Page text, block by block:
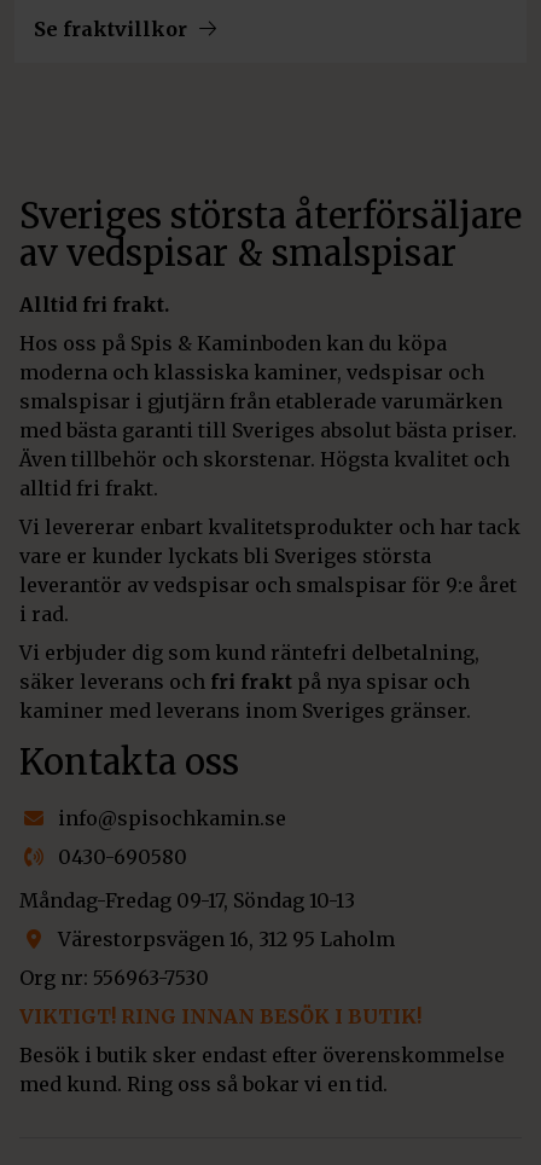
Se fraktvillkor
Sveriges största återförsäljare
av vedspisar & smalspisar
Alltid fri frakt.
Hos oss på Spis & Kaminboden kan du köpa
moderna och klassiska kaminer, vedspisar och
smalspisar i gjutjärn från etablerade varumärken
med bästa garanti till Sveriges absolut bästa priser.
Även tillbehör och skorstenar. Högsta kvalitet och
alltid fri frakt.
Vi levererar enbart kvalitetsprodukter och har tack
vare er kunder lyckats bli Sveriges största
leverantör av vedspisar och smalspisar för 9:e året
i rad.
Vi erbjuder dig som kund räntefri delbetalning,
säker leverans och fri frakt på nya spisar och
kaminer med leverans inom Sveriges gränser.
Kontakta oss
info@spisochkamin.se
0430-690580
Måndag-Fredag 09-17, Söndag 10-13
Värestorpsvägen 16, 312 95 Laholm
Org nr: 556963-7530
VIKTIGT! RING INNAN BESÖK I BUTIK!
Besök i butik sker endast efter överenskommelse
med kund. Ring oss så bokar vi en tid.